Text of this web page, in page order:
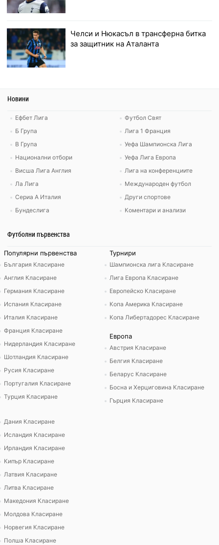
Челси и Нюкасъл в трансферна битка
за защитник на Аталанта
Новини
Ефбет Лига
Б Група
В Група
Национални отбори
Висша Лига Англия
Ла Лига
Сериа А Италия
Бундеслига
Футбол Свят
Лига 1 Франция
Уефа Шампионска Лига
Уефа Лига Европа
Лига на конференциите
Международен футбол
Други спортове
Коментари и анализи
Футболни първенства
Популярни първенства
България Класиране
Англия Класиране
Германия Класиране
Испания Класиране
Италия Класиране
Франция Класиране
Нидерландия Класиране
Шотландия Класиране
Русия Класиране
Португалия Класиране
Турция Класиране
Турнири
Шампионска лига Класиране
Лига Европа Класиране
Европейско Класиране
Копа Америка Класиране
Копа Либертадорес Класиране
Европа
Австрия Класиране
Белгия Класиране
Беларус Класиране
Босна и Херциговина Класиране
Гърция Класиране
Дания Класиране
Исландия Класиране
Ирландия Класиране
Кипър Класиране
Латвия Класиране
Литва Класиране
Македония Класиране
Молдова Класиране
Норвегия Класиране
Полша Класиране